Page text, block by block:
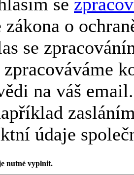
zákona o
se
zpracováváme
na váš
údaje
nutné vyplnit.